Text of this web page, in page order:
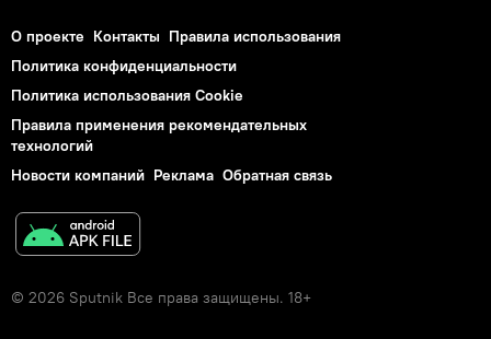
О проекте Контакты Правила использования
Политика конфиденциальности
Политика использования Cookie
Правила применения рекомендательных
технологий
Новости компаний Реклама Обратная связь
© 2026 Sputnik Все права защищены. 18+